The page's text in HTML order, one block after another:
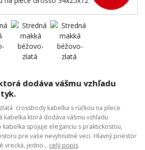
dodáva vášmu vzhľadu
crossbody kabelka s rúčkou na plece
kabelka ktorá dodáva vášmu vzhľadu
kabelka spojuje eleganciu s praktickosťou,
pre vaše nevyhnutné veci. Hlavný priestor
vrecká, jedno... celý popis